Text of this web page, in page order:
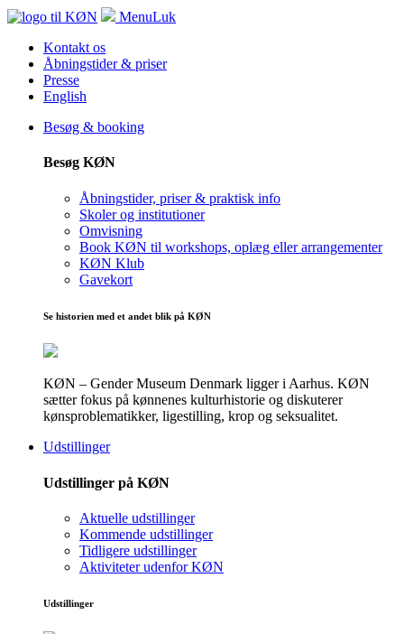
MenuLuk
Kontakt os
Åbningstider & priser
Presse
English
Besøg & booking
Besøg KØN
Åbningstider, priser & praktisk info
Skoler og institutioner
Omvisning
Book KØN til workshops, oplæg eller arrangementer
KØN Klub
Gavekort
Se historien med et andet blik på KØN
KØN – Gender Museum Denmark ligger i Aarhus. KØN
sætter fokus på kønnenes kulturhistorie og diskuterer
kønsproblematikker, ligestilling, krop og seksualitet.
Udstillinger
Udstillinger på KØN
Aktuelle udstillinger
Kommende udstillinger
Tidligere udstillinger
Aktiviteter udenfor KØN
Udstillinger